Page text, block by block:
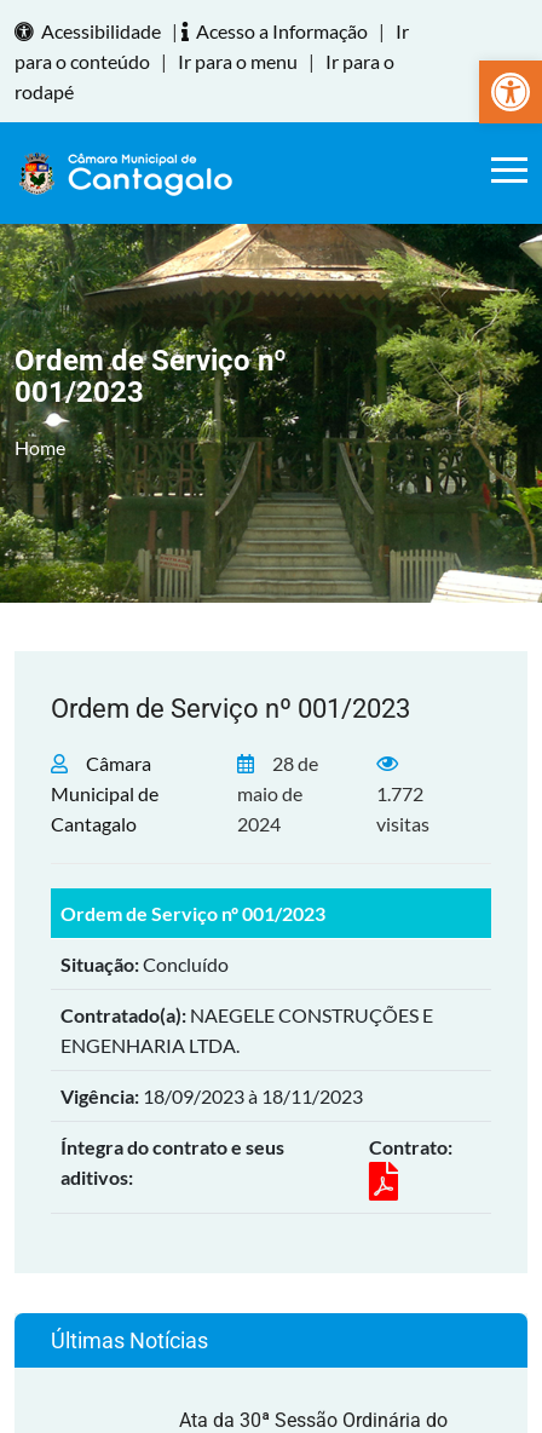
Abrir
Acessibilidade | Acesso a Informação |
Ir
para o conteúdo | Ir para o menu |
Ir para o
rodapé
Ordem de Serviço nº
001/2023
Home
Ordem de Serviço nº 001/2023
Câmara
Municipal de
Cantagalo
28 de
maio de
2024
1.772
visitas
Ordem de Serviço nº 001/2023
Situação:Concluído
Contratado(a): NAEGELE CONSTRUÇÕES E
ENGENHARIA LTDA.
Vigência: 18/09/2023 à 18/11/2023
Íntegra do contrato e seus
aditivos:
Contrato:
Últimas Notícias
Ata da 30ª Sessão Ordinária do